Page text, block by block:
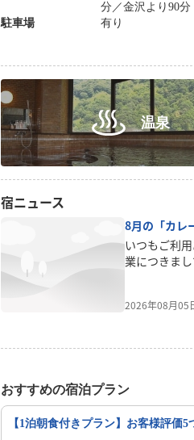
分／金沢より90分
駐車場
有り
温泉
宿ニュース
8月の「カレ
いつもご利
業につきま
っしゃるか
2026年08月05
おすすめの宿泊プラン
【1泊朝食付きプラン】お客様評価